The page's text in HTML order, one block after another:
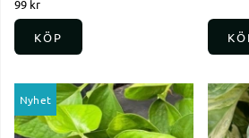
99 kr
KÖP
Nyhet